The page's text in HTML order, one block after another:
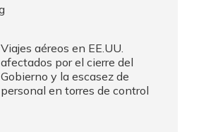
Viajes aéreos en EE.UU.
afectados por el cierre del
Gobierno y la escasez de
personal en torres de control